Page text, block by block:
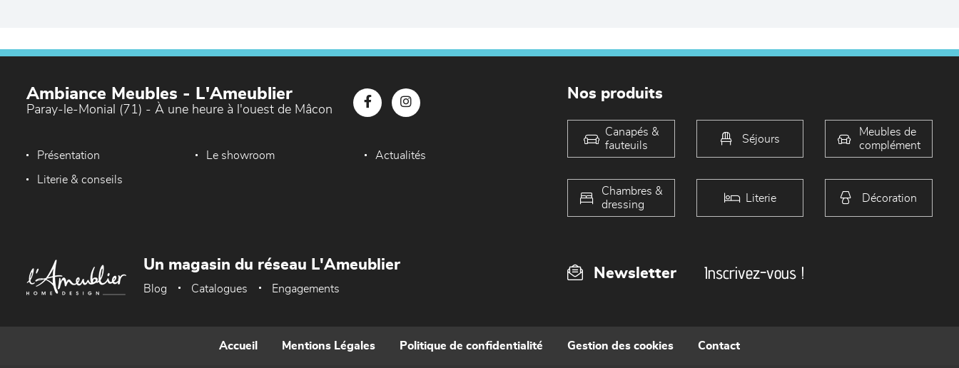
Ambiance Meubles - L'Ameublier
Paray-le-Monial (71) - À une heure à l'ouest de Mâcon
Présentation Le showroom Actualités
Literie & conseils
Nos produits
Canapés &
fauteuils
Séjours
Meubles de
complément
Chambres &
dressing
Literie Décoration
Newsletter Inscrivez-vous !
Un magasin du réseau L'Ameublier
Blog Catalogues Engagements
Accueil Mentions Légales Politique de confidentialité Gestion des cookies Contact